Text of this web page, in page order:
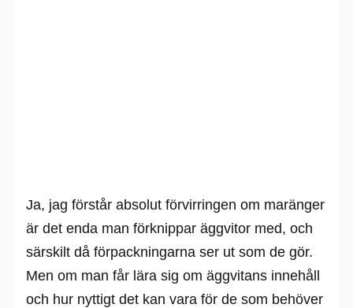
Ja, jag förstår absolut förvirringen om maränger
är det enda man förknippar äggvitor med, och
särskilt då förpackningarna ser ut som de gör.
Men om man får lära sig om äggvitans innehåll
och hur nyttigt det kan vara för de som behöver